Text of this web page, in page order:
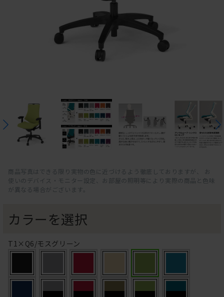
商品写真はできる限り実物の色に近づけるよう徹底しておりますが、 お
使いのデバイス・モニター設定、お部屋の照明等により実際の商品と色味
が異なる場合がございます。
カラーを選択
T1×Q6/モスグリーン